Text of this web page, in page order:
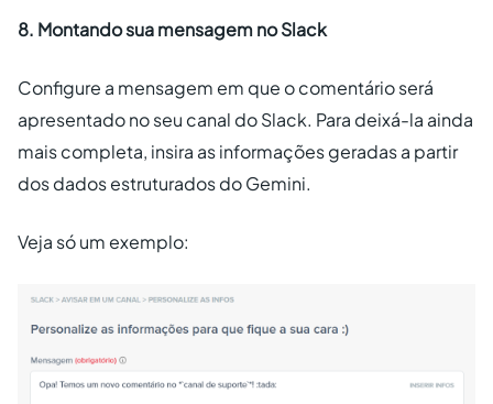
8. Montando sua mensagem no Slack
Configure a mensagem em que o comentário será
apresentado no seu canal do Slack. Para deixá-la ainda
mais completa, insira as informações geradas a partir
dos dados estruturados do Gemini.
Veja só um exemplo: